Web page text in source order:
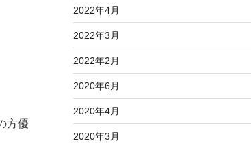
方優
2022年4月
2022年3月
2022年2月
2020年6月
2020年4月
2020年3月